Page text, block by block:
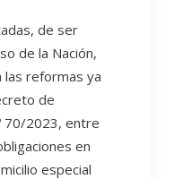
de ser
de la Nación,
las reformas ya
de
70/2023, entre
en
especial